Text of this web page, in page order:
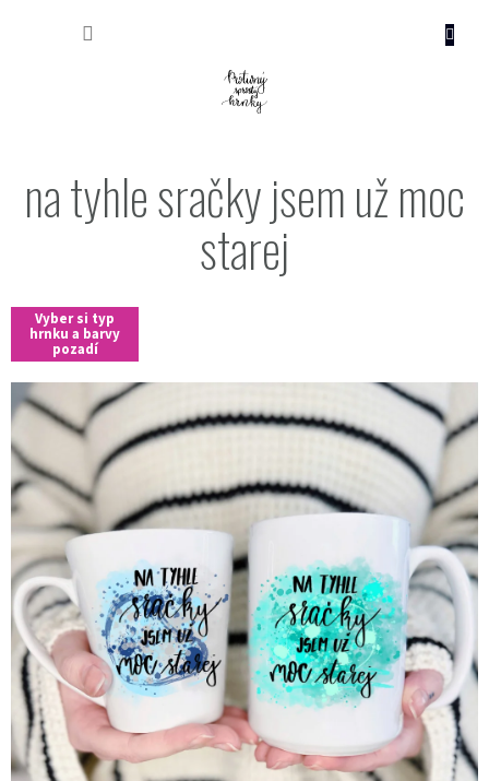
na tyhle sračky jsem už moc
starej
Vyber si typ
hrnku a barvy
pozadí